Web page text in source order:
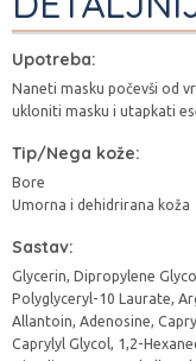
Upotreba:
Naneti masku počevši od
ukloniti masku i utapkati
Tip/Nega kože:
Bore
Umorna i dehidrirana koža
Sastav:
Glycerin, Dipropylene
Polyglyceryl-10 Laurate,
Allantoin, Adenosine,
Caprylyl Glycol, 1,2-